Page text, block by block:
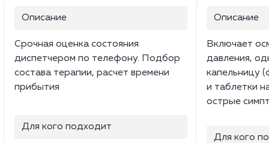
Описание
Срочная оценка состояния
диспетчером по телефону. Подбор
состава терапии, расчет времени
прибытия
Для кого подходит
Описание
Включает
давления,
капельницу
и таблетки
острые
Для кого